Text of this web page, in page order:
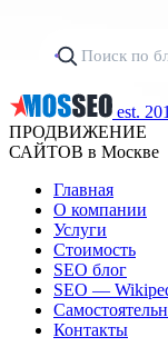
est.
ПРОДВИЖЕНИЕ
САЙТОВ в Москве
Главная
О компании
Услуги
Стоимость
SEO блог
SEO —
Контакты